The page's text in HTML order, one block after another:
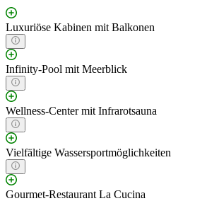
Luxuriöse Kabinen mit Balkonen
Infinity-Pool mit Meerblick
Wellness-Center mit Infrarotsauna
Vielfältige Wassersportmöglichkeiten
Gourmet-Restaurant La Cucina